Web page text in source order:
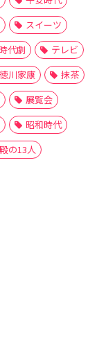
スイーツ
代劇
テレビ
徳川家康
抹茶
展覧会
昭和時代
の13人